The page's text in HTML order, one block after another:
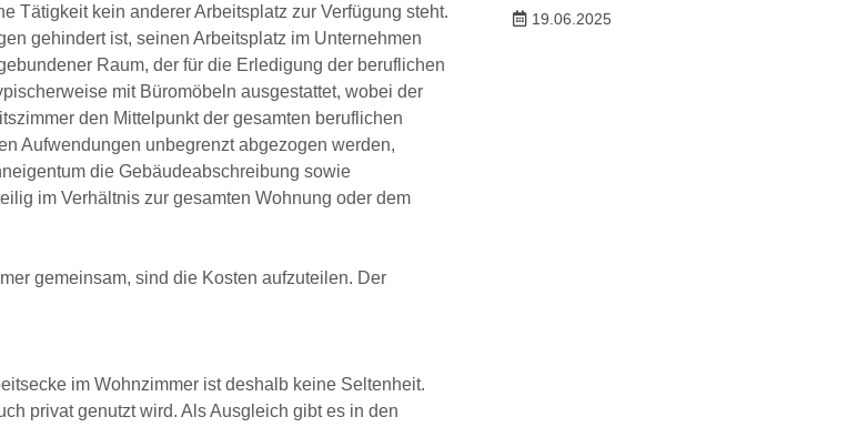
Tätigkeit kein anderer Arbeitsplatz zur Verfügung steht.
gehindert ist, seinen Arbeitsplatz im Unternehmen
Raum, der für die Erledigung der beruflichen
mit Büromöbeln ausgestattet, wobei der
den Mittelpunkt der gesamten beruflichen
Aufwendungen unbegrenzt abgezogen werden,
die Gebäudeabschreibung sowie
im Verhältnis zur gesamten Wohnung oder dem
gemeinsam, sind die Kosten aufzuteilen. Der
im Wohnzimmer ist deshalb keine Seltenheit.
privat genutzt wird. Als Ausgleich gibt es in den
19.06.2025